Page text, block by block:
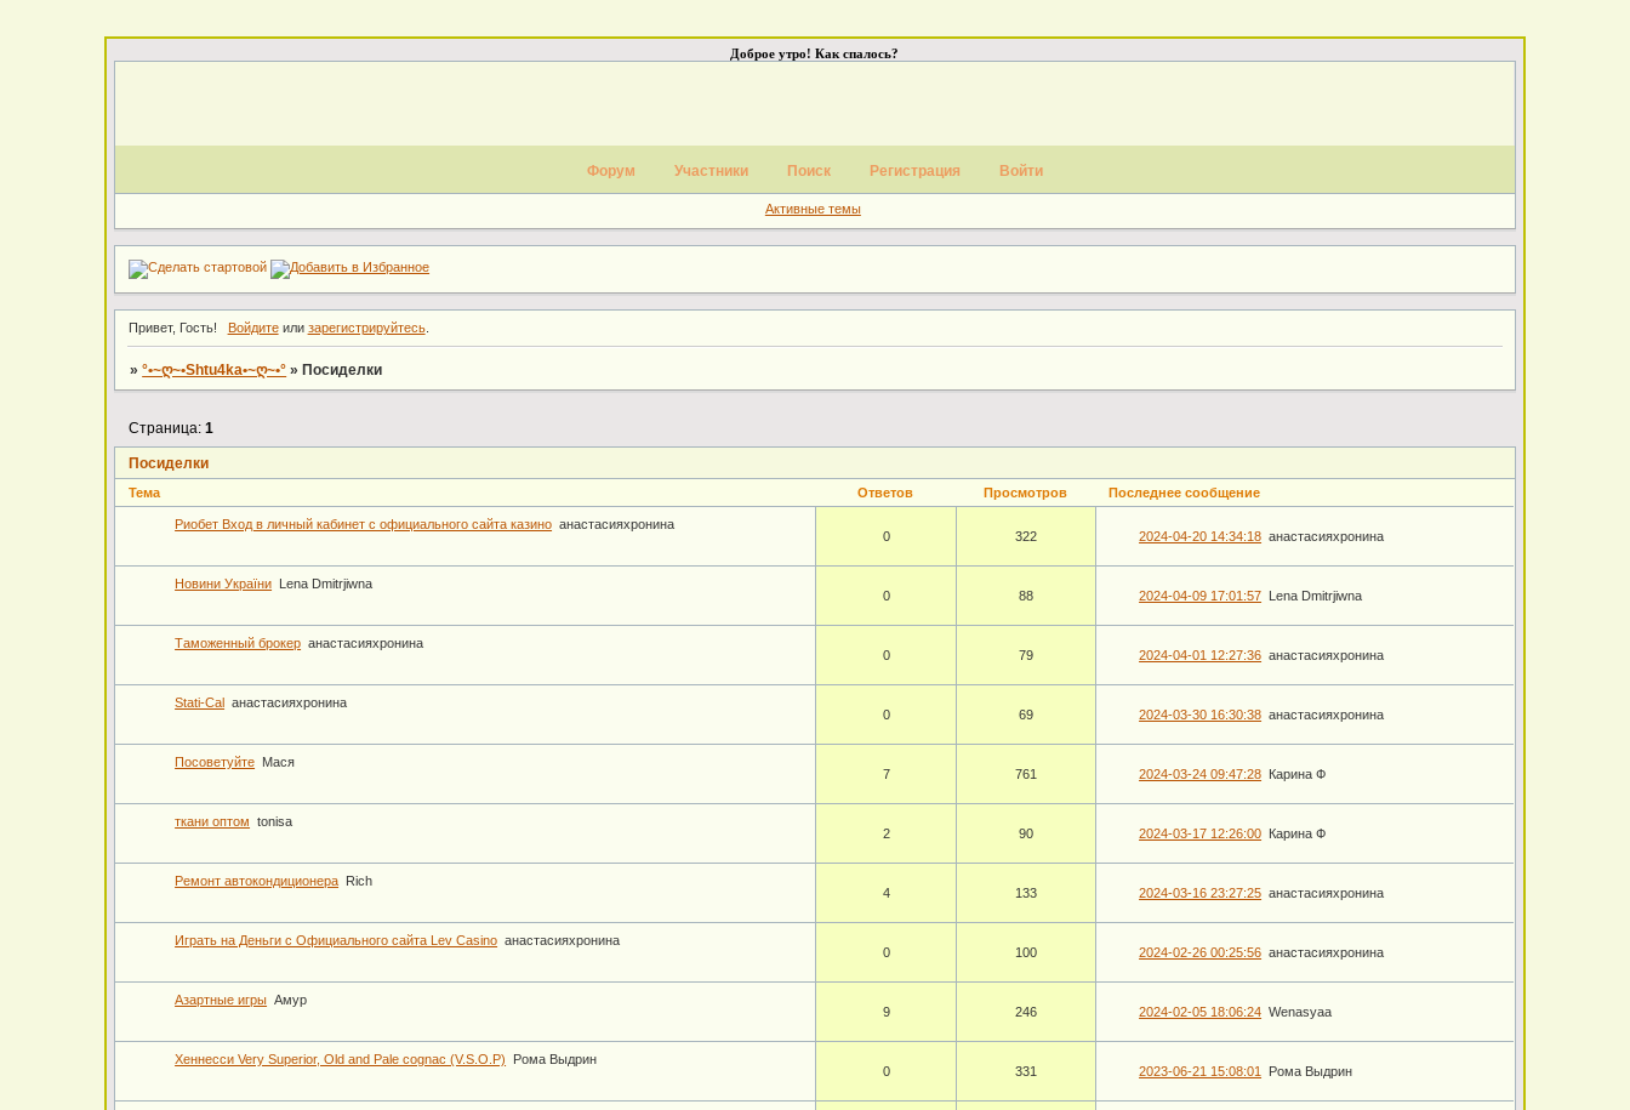
Доброе утро! Как спалось?
Форум Участники Поиск Регистрация Войти
Активные темы
Привет, Гость! Войдитеили зарегистрируйтесь.
»°•~ღ~•Shtu4ka•~ღ~•° »Посиделки
Посиделки
Страница:1
Тема Ответов Просмотров Последнее сообщение
Риобет Вход в личный кабинет с официального сайта казино анастасияхронина
0
322 2024-04-20 14:34:18 анастасияхронина
Новини України
Lena Dmitrjiwna
0
88 2024-04-09 17:01:57 Lena Dmitrjiwna
Таможенный брокер анастасияхронина
0
79 2024-04-01 12:27:36 анастасияхронина
Stati-Cal
анастасияхронина
0
69 2024-03-30 16:30:38 анастасияхронина
Посоветуйте Мася
7
761 2024-03-24 09:47:28 Карина Ф
ткани оптом tonisa
2
90 2024-03-17 12:26:00 Карина Ф
Ремонт автокондиционера
Rich
4
133 2024-03-16 23:27:25 анастасияхронина
Играть на Деньги с Официального сайта Lev Casino анастасияхронина
0
100 2024-02-26 00:25:56 анастасияхронина
Азартные игры Амур
9
246 2024-02-05 18:06:24 Wenasyaa
Хеннесси Very Superior, Old and Pale cognac (V.S.O.P)
Рома Выдрин
0
331 2023-06-21 15:08:01 Рома Выдрин